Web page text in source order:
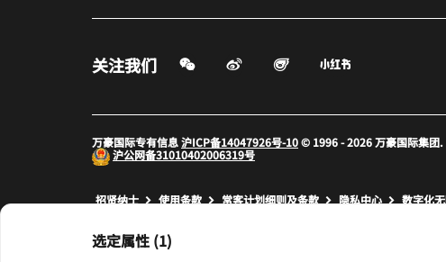
选定属性 (1)
关注我们 微信扫一扫
打开新窗口打开新窗口打开新窗口
万豪国际专有信息沪ICP备14047926号-10© 1996 - 2026 万豪国际集团.
沪公网备31010402006319号
招贤纳士 打开新窗口
使用条款 打开新窗口
常客计划细则及条款 打开新窗口
隐私中心 数字化
prod31,9B7F55CF-7167-5056-ACAB-A22DBD0BE606,NA